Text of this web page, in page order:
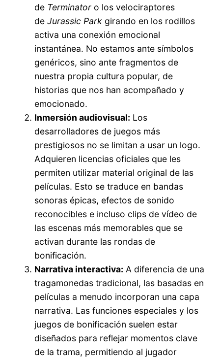
de Terminator o los velociraptores
deJurassic Park girando en los rodillos
activa una conexión emocional
instantánea. No estamos ante símbolos
genéricos, sino ante fragmentos de
nuestra propia cultura popular, de
historias que nos han acompañado y
emocionado.
Inmersión audiovisual: Los
desarrolladores de juegos más
prestigiosos no se limitan a usar un logo.
Adquieren licencias oficiales que les
permiten utilizar material original de las
películas. Esto se traduce en bandas
sonoras épicas, efectos de sonido
reconocibles e incluso clips de vídeo de
las escenas más memorables que se
activan durante las rondas de
bonificación.
Narrativa interactiva: A diferencia de una
tragamonedas tradicional, las basadas en
películas a menudo incorporan una capa
narrativa. Las funciones especiales y los
juegos de bonificación suelen estar
diseñados para reflejar momentos clave
de la trama, permitiendo al jugador